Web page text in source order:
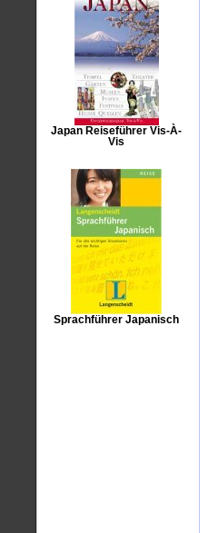
Japan Reiseführer Vis-À-
Vis
Sprachführer Japanisch